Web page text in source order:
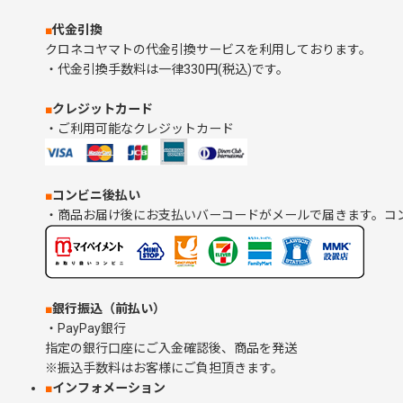
■代金引換
クロネコヤマトの代金引換サービスを利用しております。
・代金引換手数料は一律330円(税込)です。
■クレジットカード
・ご利用可能なクレジットカード
■コンビニ後払い
・商品お届け後にお支払いバーコードがメールで届きます。コ
■銀行振込（前払い）
・PayPay銀行
指定の銀行口座にご入金確認後、商品を発送
※振込手数料はお客様にご負担頂きます。
■インフォメーション